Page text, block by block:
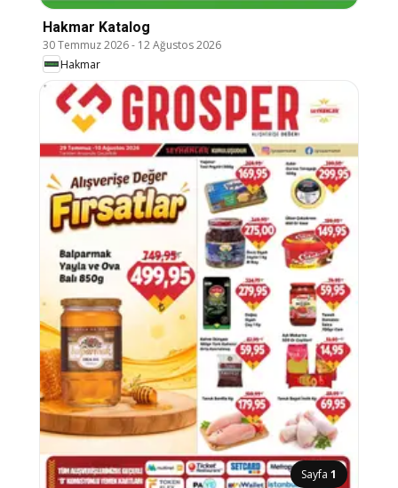
Hakmar Katalog
30 Temmuz 2026- 12 Ağustos 2026
Hakmar
Sayfa 1